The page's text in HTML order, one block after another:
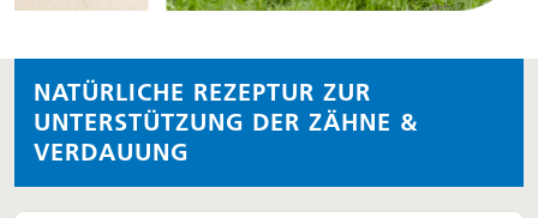
NATÜRLICHE REZEPTUR ZUR
UNTERSTÜTZUNG DER ZÄHNE &
VERDAUUNG